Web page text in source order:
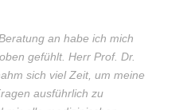
an habe ich mich
gefühlt. Herr Prof. Dr.
sich viel Zeit, um meine
ausführlich zu